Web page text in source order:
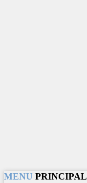
MENU PRINCIPAL